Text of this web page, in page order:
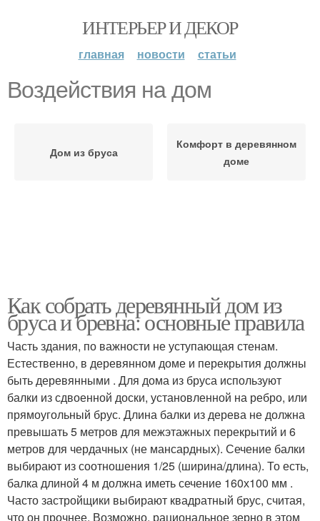
ИНТЕРЬЕР И ДЕКОР
главная новости статьи
Воздействия на дом
Дом из бруса
Комфорт в деревянном
доме
Как собрать деревянный дом из
бруса и бревна: основные правила
Часть здания, по важности не уступающая стенам.
Естественно, в деревянном доме и перекрытия должны
быть деревянными . Для дома из бруса используют
балки из сдвоенной доски, установленной на ребро, или
прямоугольный брус. Длина балки из дерева не должна
превышать 5 метров для межэтажных перекрытий и 6
метров для чердачных (не мансардных). Сечение балки
выбирают из соотношения 1/25 (ширина/длина). То есть,
балка длиной 4 м должна иметь сечение 160х100 мм .
Часто застройщики выбирают квадратный брус, считая,
что он прочнее. Возможно, рациональное зерно в этом